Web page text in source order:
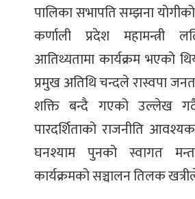
पालिका सभापति सम्झना
कर्णाली प्रदेश महामन्त्री
आतिथ्यतामा कार्यक्रम भएको
प्रमुख अतिथि चन्दले रास्वपा
शक्ति बन्दै गएको उल्लेख
पारदर्शिताको राजनीति
घनश्याम पुनको स्वागत
कार्यक्रमको सञ्चालन तिलक